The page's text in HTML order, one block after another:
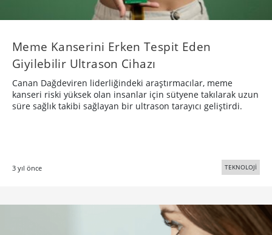
Meme Kanserini Erken Tespit Eden
Giyilebilir Ultrason Cihazı
Canan Dağdeviren liderliğindeki araştırmacılar, meme
kanseri riski yüksek olan insanlar için sütyene takılarak uzun
süre sağlık takibi sağlayan bir ultrason tarayıcı geliştirdi.
3 yıl önce TEKNOLOJİ